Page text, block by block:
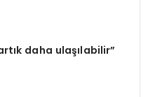
daha ulaşılabilir”